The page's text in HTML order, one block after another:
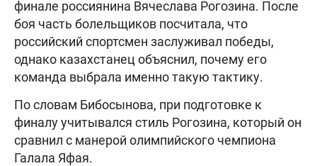
финале россиянина Вячеслава Рогозина. После
боя часть болельщиков посчитала, что
российский спортсмен заслуживал победы,
однако казахстанец объяснил, почему его
команда выбрала именно такую тактику.
По словам Бибосынова, при подготовке к
финалу учитывался стиль Рогозина, который он
сравнил с манерой олимпийского чемпиона
Галала Яфая.